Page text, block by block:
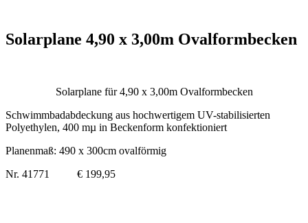
Solarplane 4,90 x 3,00m Ovalformbecken
Solarplane für 4,90 x 3,00m Ovalformbecken
Schwimmbadabdeckung aus hochwertigem UV-stabilisierten
Polyethylen, 400 mµ in Beckenform konfektioniert
Planenmaß: 490 x 300cm ovalförmig
Nr. 41771 € 199,95